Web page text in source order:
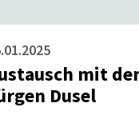
mit
Dusel